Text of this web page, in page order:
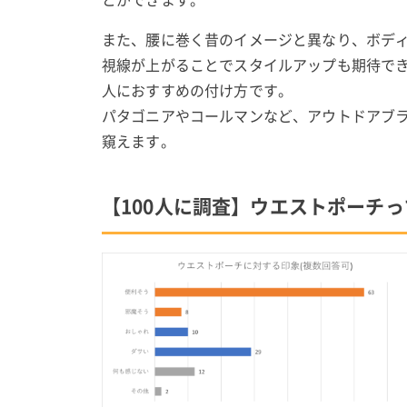
また、腰に巻く昔のイメージと異なり、ボ
視線が上がることでスタイルアップも期待で
人におすすめの付け方です。
パタゴニアやコールマンなど、アウトドアブ
窺えます。
【100人に調査】ウエストポーチ